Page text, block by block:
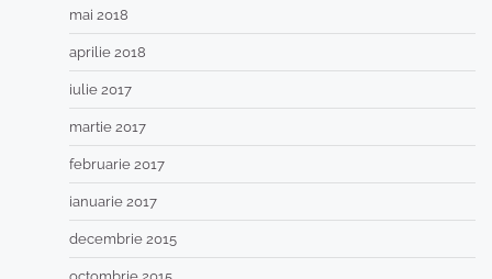
mai 2018
aprilie 2018
iulie 2017
martie 2017
februarie 2017
ianuarie 2017
decembrie 2015